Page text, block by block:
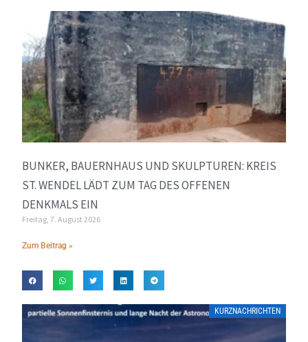
BUNKER, BAUERNHAUS UND SKULPTUREN: KREIS
ST. WENDEL LÄDT ZUM TAG DES OFFENEN
DENKMALS EIN
Freitag, 7. August 2026
Zum Beitrag »
KURZNACHRICHTEN